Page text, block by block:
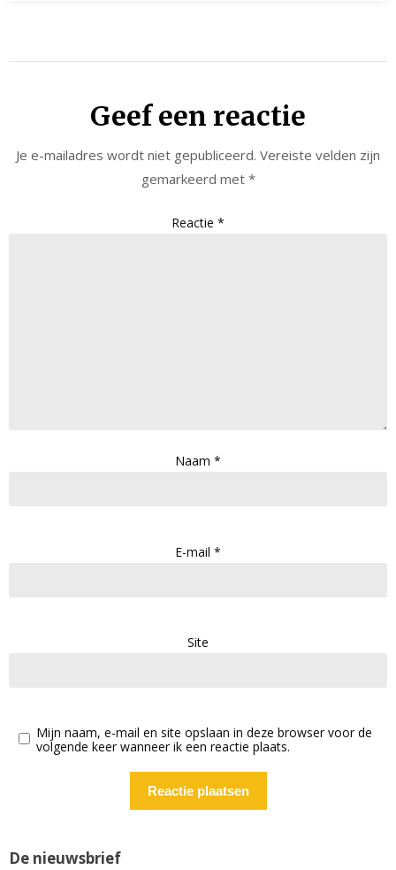
Geef een reactie
Je e-mailadres wordt niet gepubliceerd. Vereiste velden zijn
gemarkeerd met *
Reactie *
Naam *
E-mail *
Site
Mijn naam, e-mail en site opslaan in deze browser voor de
volgende keer wanneer ik een reactie plaats.
De nieuwsbrief